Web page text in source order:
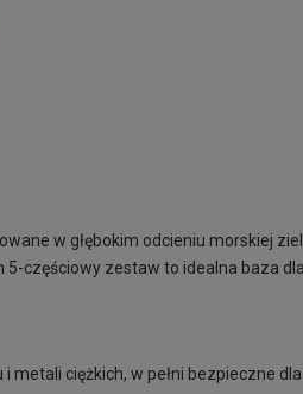
w głębokim odcieniu morskiej
5-częściowy zestaw to idealna baza
metali ciężkich, w pełni bezpieczne